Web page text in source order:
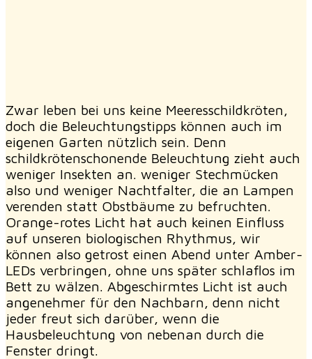
Zwar leben bei uns keine Meeresschildkröten,
doch die Beleuchtungstipps können auch im
eigenen Garten nützlich sein. Denn
schildkrötenschonende Beleuchtung zieht auch
weniger Insekten an. weniger Stechmücken
also und weniger Nachtfalter, die an Lampen
verenden statt Obstbäume zu befruchten.
Orange-rotes Licht hat auch keinen Einfluss
auf unseren biologischen Rhythmus, wir
können also getrost einen Abend unter Amber-
LEDs verbringen, ohne uns später schlaflos im
Bett zu wälzen. Abgeschirmtes Licht ist auch
angenehmer für den Nachbarn, denn nicht
jeder freut sich darüber, wenn die
Hausbeleuchtung von nebenan durch die
Fenster dringt.